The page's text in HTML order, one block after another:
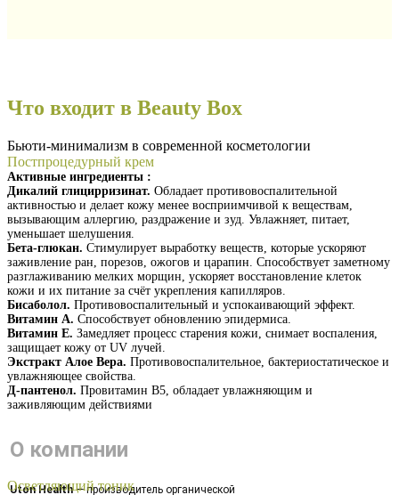
О компании
Uton Health— производитель органической
Что входит в Beauty Box
Бьюти-минимализм в современной косметологии
Постпроцедурный крем
Активные ингредиенты :
Дикалий глицирризинат. Обладает противовоспалительной
активностью и делает кожу менее восприимчивой к веществам,
вызывающим аллергию, раздражение и зуд. Увлажняет, питает,
уменьшает шелушения.
Бета-глюкан. Стимулирует выработку веществ, которые ускоряют
заживление ран, порезов, ожогов и царапин. Способствует заметному
разглаживанию мелких морщин, ускоряет восстановление клеток
кожи и их питание за счёт укрепления капилляров.
Бисаболол. Противовоспалительный и успокаивающий эффект.
Витамин А. Способствует обновлению эпидермиса.
Витамин Е. Замедляет процесс старения кожи, снимает воспаления,
защищает кожу от UV лучей.
Экстракт Алое Вера. Противовоспалительное, бактериостатическое и
увлажняющее свойства.
Д-пантенол. Провитамин В5, обладает увлажняющим и
заживляющим действиями
Осветляющий тоник